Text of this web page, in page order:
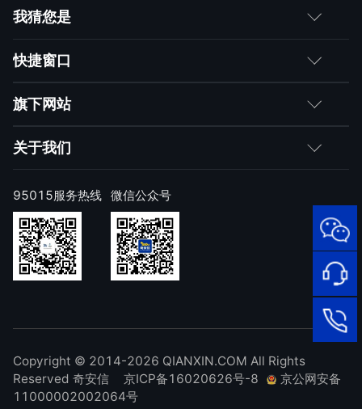
95015
网络安
全服务
热线
在线客
我猜您是
客户
合作伙伴
求职者
快捷窗口
如何购买
产品注册与激活
样本上报
奇安信天守安全软件
顽固病毒专杀工具
旗下网站
网神
技术研究院
威胁情报中心
补天漏洞响应平台
关于我们
公司简介
公司新闻
发展历程
进出口合规声明
95015服务热线 微信公众号
Copyright © 2014-2026 QIANXIN.COM All Rights
Reserved 奇安信
京ICP备16020626号-8
京公网安备
11000002002064号